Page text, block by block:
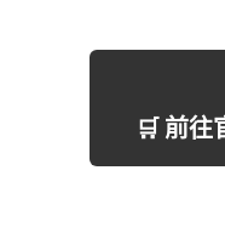
🛒 前往